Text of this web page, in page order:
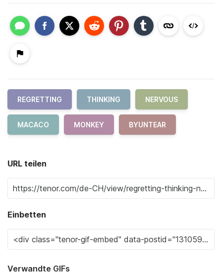
REGRETTING THINKING NERVOUS
MACACO MONKEY BYUNTEAR
URL teilen
Einbetten
Verwandte GIFs